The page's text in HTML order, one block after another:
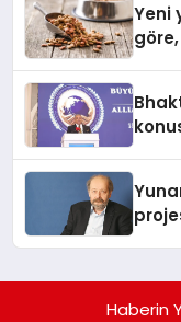
Yeni
Haberin